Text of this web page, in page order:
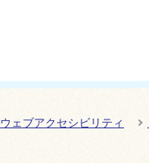
ウェブアクセシビリティ